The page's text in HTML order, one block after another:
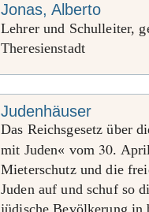
Jonas, Alberto
Lehrer und Schulleiter,
Theresienstadt
Judenhäuser
Das Reichsgesetz über
mit Juden« vom 30.
Mieterschutz und die
Juden auf und schuf so
jüdische Bevölkerung in